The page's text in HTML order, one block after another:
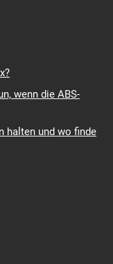
wenn die ABS-
halten und wo finde